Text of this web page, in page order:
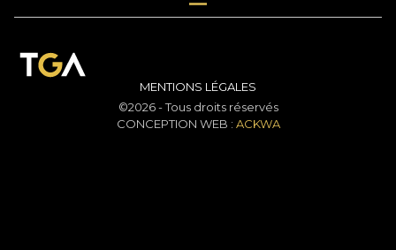
MENTIONS LÉGALES
©2026 - Tous droits réservés
CONCEPTION WEB : ACKWA